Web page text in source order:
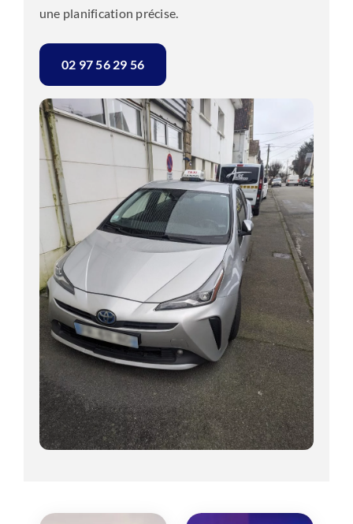
une planification précise.
02 97 56 29 56